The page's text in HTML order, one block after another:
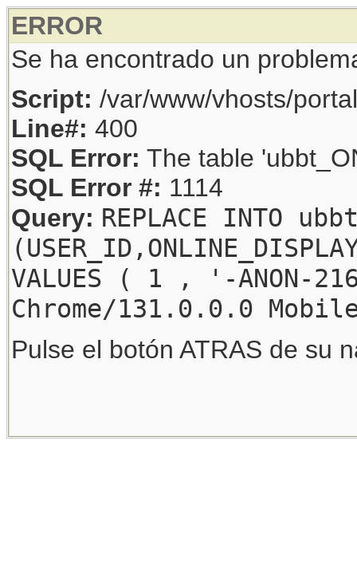
ERROR
Se ha encontrado un
Script: /var/www/vhosts/
Line#: 400
SQL Error: The table
SQL Error #: 1114
Query: REPLACE INTO
VALUES ( 1 , '-
Chrome/131.0.0.0
Pulse el botón ATRAS de su